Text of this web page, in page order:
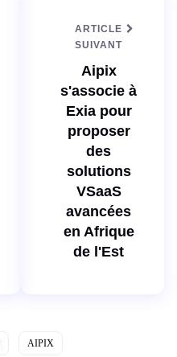
ARTICLE
SUIVANT
Aipix
s'associe à
Exia pour
proposer
des
solutions
VSaaS
avancées
en Afrique
de l'Est
AIPIX